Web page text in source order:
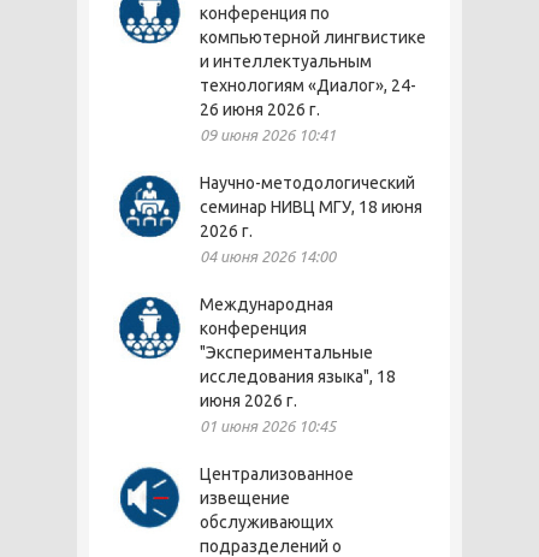
конференция по
компьютерной лингвистике
и интеллектуальным
технологиям «Диалог», 24-
26 июня 2026 г.
09 июня 2026 10:41
Научно-методологический
семинар НИВЦ МГУ, 18 июня
2026 г.
04 июня 2026 14:00
Международная
конференция
"Экспериментальные
исследования языка", 18
июня 2026 г.
01 июня 2026 10:45
Централизованное
извещение
обслуживающих
подразделений о